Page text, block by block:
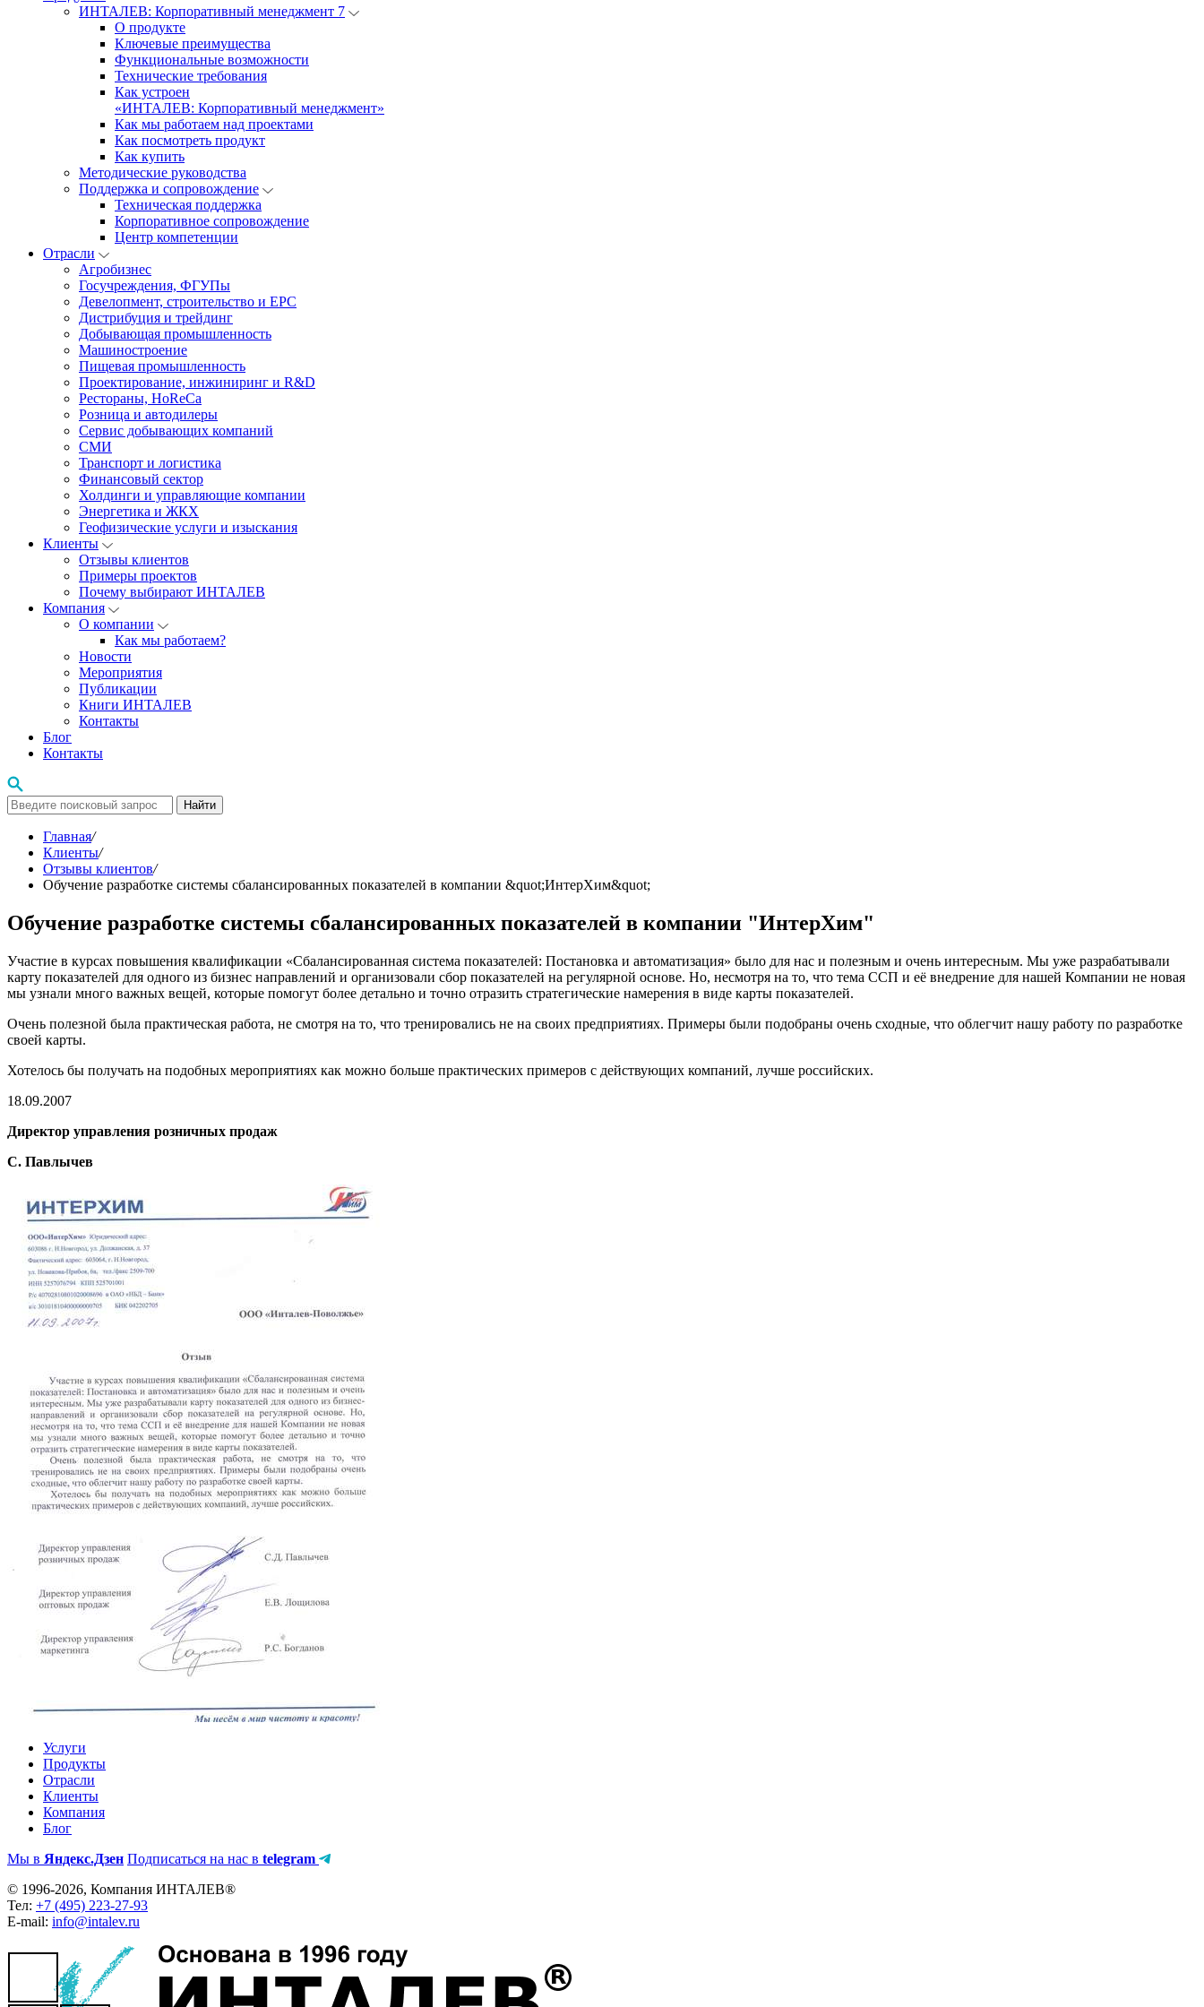
ИНТАЛЕВ: Корпоративный менеджмент 7
О продукте
Ключевые преимущества
Функциональные возможности
Технические требования
Как устроен
«ИНТАЛЕВ: Корпоративный менеджмент»
Как мы работаем над проектами
Как посмотреть продукт
Как купить
Методические руководства
Поддержка и сопровождение
Техническая поддержка
Корпоративное сопровождение
Центр компетенции
Отрасли
Агробизнес
Госучреждения, ФГУПы
Девелопмент, строительство и EPC
Дистрибуция и трейдинг
Добывающая промышленность
Машиностроение
Пищевая промышленность
Проектирование, инжиниринг и R&D
Рестораны, HoReCa
Розница и автодилеры
Сервис добывающих компаний
СМИ
Транспорт и логистика
Финансовый сектор
Холдинги и управляющие компании
Энергетика и ЖКХ
Геофизические услуги и изыскания
Клиенты
Отзывы клиентов
Примеры проектов
Почему выбирают ИНТАЛЕВ
Компания
О компании
Как мы работаем?
Новости
Мероприятия
Публикации
Книги ИНТАЛЕВ
Контакты
Блог
Контакты
Найти
Главная/
Клиенты/
Отзывы клиентов/
Обучение разработке системы сбалансированных показателей в компании &quot;ИнтерХим&quot;
Обучение разработке системы сбалансированных показателей в компании "ИнтерХим"
Участие в курсах повышения квалификации «Сбалансированная система показателей: Постановка и автоматизация» было для нас и полезным и очень интересным. Мы уже разрабатывали
карту показателей для одного из бизнес направлений и организовали сбор показателей на регулярной основе. Но, несмотря на то, что тема ССП и её внедрение для нашей Компании не новая
мы узнали много важных вещей, которые помогут более детально и точно отразить стратегические намерения в виде карты показателей.
Очень полезной была практическая работа, не смотря на то, что тренировались не на своих предприятиях. Примеры были подобраны очень сходные, что облегчит нашу работу по разработке
своей карты.
Хотелось бы получать на подобных мероприятиях как можно больше практических примеров с действующих компаний, лучше российских.
18.09.2007
Директор управления розничных продаж
С. Павлычев
Услуги
Продукты
Отрасли
Клиенты
Компания
Блог
Мы в Яндекс.Дзен Подписаться на нас в telegram
© 1996-2026, Компания ИНТАЛЕВ®
Тел: +7 (495) 223-27-93
E-mail: info@intalev.ru